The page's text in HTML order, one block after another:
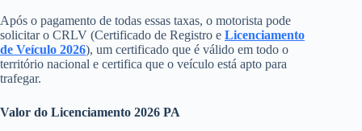
Após o pagamento de todas essas taxas, o motorista pode
solicitar o CRLV (Certificado de Registro e Licenciamento
de Veículo 2026), um certificado que é válido em todo o
território nacional e certifica que o veículo está apto para
trafegar.
Valor do Licenciamento 2026 PA